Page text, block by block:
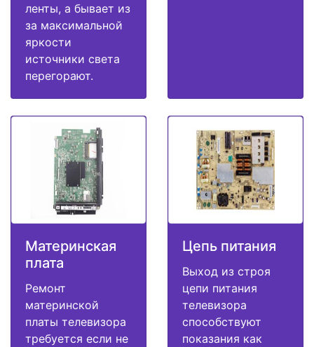
ленты, а бывает из
за максимальной
яркости
источники света
перегорают.
Материнская
плата
Ремонт
материнской
платы телевизора
требуется если не
Цепь питания
Выход из строя
цепи питания
телевизора
способствуют
показания как